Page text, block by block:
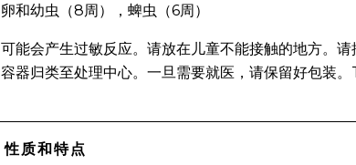
卵和幼虫（8周），蜱虫（6周）
可能会产生过敏反应。请放在儿童不能接触的地方。
容器归类至处理中心。一旦需要就医，请保留好包装。
性质和特点